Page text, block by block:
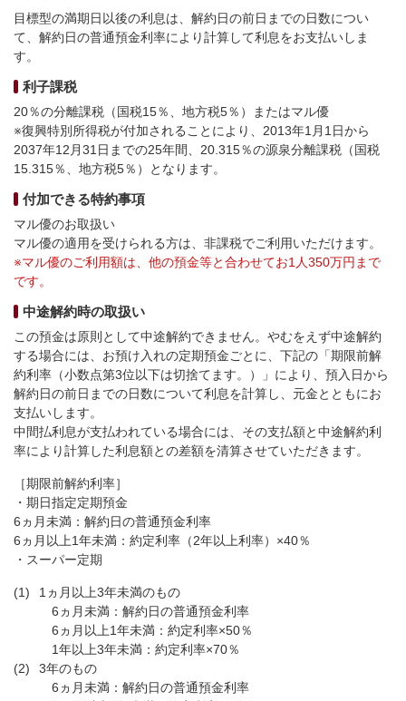
目標型の満期日以後の利息は、解約日の前日までの日数につい
て、解約日の普通預金利率により計算して利息をお支払いしま
す。
利子課税
20％の分離課税（国税15％、地方税5％）またはマル優
※復興特別所得税が付加されることにより、2013年1月1日から
2037年12月31日までの25年間、20.315％の源泉分離課税（国税
15.315％、地方税5％）となります。
付加できる特約事項
マル優のお取扱い
マル優の適用を受けられる方は、非課税でご利用いただけます。
※マル優のご利用額は、他の預金等と合わせてお1人350万円まで
です。
中途解約時の取扱い
この預金は原則として中途解約できません。やむをえず中途解約
する場合には、お預け入れの定期預金ごとに、下記の「期限前解
約利率（小数点第3位以下は切捨てます。）」により、預入日から
解約日の前日までの日数について利息を計算し、元金とともにお
支払いします。
中間払利息が支払われている場合には、その支払額と中途解約利
率により計算した利息額との差額を清算させていただきます。
［期限前解約利率］
・期日指定定期預金
6ヵ月未満：解約日の普通預金利率
6ヵ月以上1年未満：約定利率（2年以上利率）×40％
・スーパー定期
(1)
1ヵ月以上3年未満のもの
6ヵ月未満：解約日の普通預金利率
6ヵ月以上1年未満：約定利率×50％
1年以上3年未満：約定利率×70％
(2)
3年のもの
6ヵ月未満：解約日の普通預金利率